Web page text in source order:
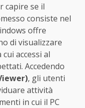
capire se il
consiste nel
offre
di visualizzare
accessi al
Accedendo
, gli utenti
attività
in cui il PC